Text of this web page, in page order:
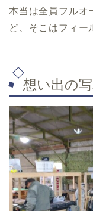
本当は全員フルオ
ど、そこはフィー
想い出の